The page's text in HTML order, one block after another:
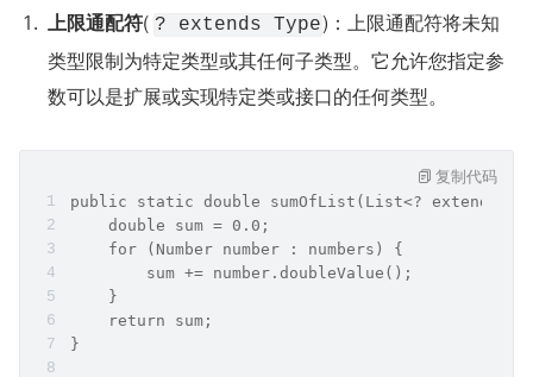
上限通配符( ? extends Type)：上限通配符将未知
类型限制为特定类型或其任何子类型。它允许您指定参
数可以是扩展或实现特定类或接口的任何类型。
public static double sumOfList(List<? extends
    double sum = 0.0;
    for (Number number : numbers) {
        sum += number.doubleValue();
    }
    return sum;
}
复制代码